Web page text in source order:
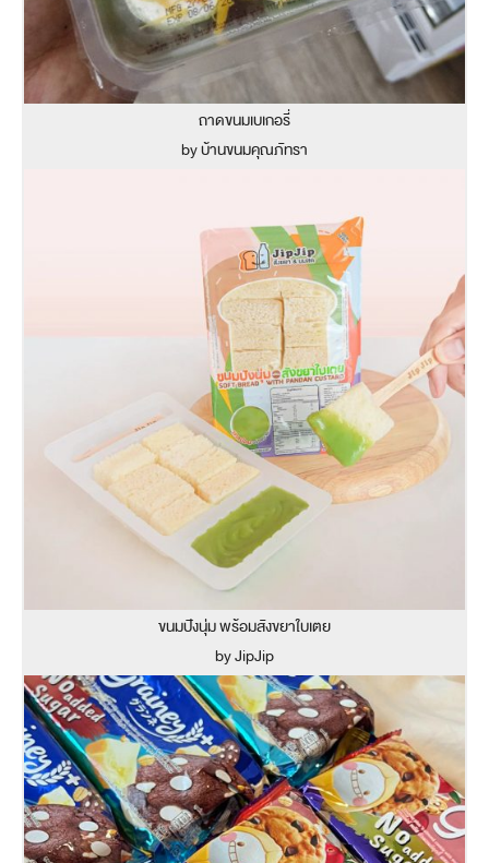
ถาดขนมเบเกอรี่
by บ้านขนมคุณภัทรา
ขนมปังนุ่ม พร้อมสังขยาใบเตย
by JipJip